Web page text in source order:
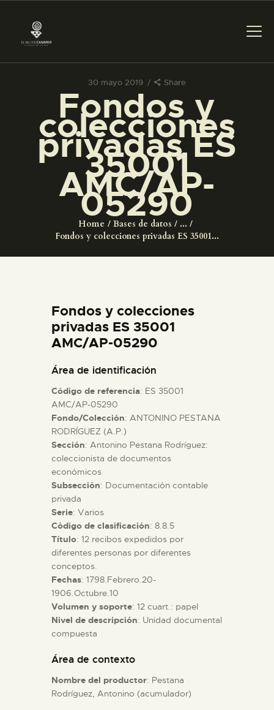
30 mayo 2019 Share
Fondos y
colecciones
privadas ES
35001
AMC/AP-
05290
Home Bases de datos
...
Fondos y colecciones privadas ES 35001...
PREPARAR LA VISITA
ACTIVIDADES
█
EL MUSEO
ESPAÑOL
ACTIVIDADES
█
EL MUSEO
COLECCIONES
DIDÁCTICA
ESPAÑOL
Fondos y colecciones
privadas ES 35001
AMC/AP-05290
Área de identificación
Código de referencia: ES 35001
AMC/AP-05290
Fondo/Colección: ANTONINO PESTANA
RODRÍGUEZ (A.P.)
Sección: Antonino Pestana Rodríguez:
coleccionista de documentos
económicos
Subsección: Documentación contable
privada
Serie: Varios
Código de clasificación: 8.8.5
Título: 12 recibos expedidos por
diferentes personas por diferentes
conceptos.
Fechas: 1798.Febrero.20-
1906.Octubre.10
Volumen y soporte: 12 cuart.: papel
Nivel de descripción: Unidad documental
compuesta
Área de contexto
Nombre del productor: Pestana
Rodríguez, Antonino (acumulador)